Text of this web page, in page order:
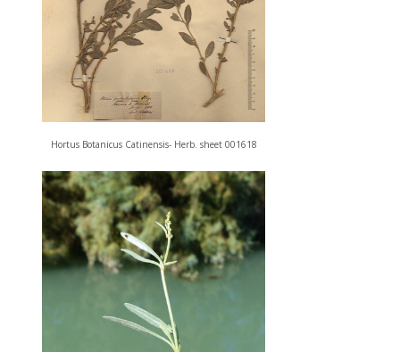
Hortus Botanicus Catinensis- Herb. sheet 001618